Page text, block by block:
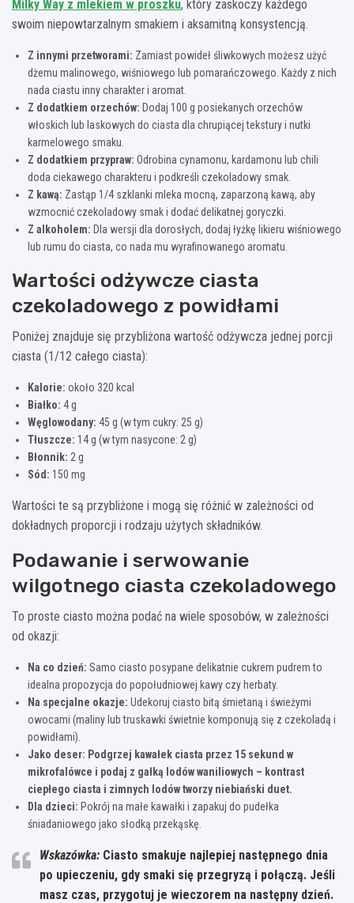
Milky Way z mlekiem w proszku, który zaskoczy każdego
swoim niepowtarzalnym smakiem i aksamitną konsystencją.
Z innymi przetworami: Zamiast powideł śliwkowych możesz użyć
dżemu malinowego, wiśniowego lub pomarańczowego. Każdy z nich
nada ciastu inny charakter i aromat.
Z dodatkiem orzechów: Dodaj 100 g posiekanych orzechów
włoskich lub laskowych do ciasta dla chrupiącej tekstury i nutki
karmelowego smaku.
Z dodatkiem przypraw: Odrobina cynamonu, kardamonu lub chili
doda ciekawego charakteru i podkreśli czekoladowy smak.
Z kawą: Zastąp 1/4 szklanki mleka mocną, zaparzoną kawą, aby
wzmocnić czekoladowy smak i dodać delikatnej goryczki.
Z alkoholem: Dla wersji dla dorosłych, dodaj łyżkę likieru wiśniowego
lub rumu do ciasta, co nada mu wyrafinowanego aromatu.
Wartości odżywcze ciasta
czekoladowego z powidłami
Poniżej znajduje się przybliżona wartość odżywcza jednej porcji
ciasta (1/12 całego ciasta):
Kalorie: około 320 kcal
Białko: 4 g
Węglowodany: 45 g (w tym cukry: 25 g)
Tłuszcze: 14 g (w tym nasycone: 2 g)
Błonnik: 2 g
Sód: 150 mg
Wartości te są przybliżone i mogą się różnić w zależności od
dokładnych proporcji i rodzaju użytych składników.
Podawanie i serwowanie
wilgotnego ciasta czekoladowego
To proste ciasto można podać na wiele sposobów, w zależności
od okazji:
Na co dzień: Samo ciasto posypane delikatnie cukrem pudrem to
idealna propozycja do popołudniowej kawy czy herbaty.
Na specjalne okazje: Udekoruj ciasto bitą śmietaną i świeżymi
owocami (maliny lub truskawki świetnie komponują się z czekoladą i
powidłami).
Jako deser: Podgrzej kawałek ciasta przez 15 sekund w
mikrofalówce i podaj z gałką lodów waniliowych – kontrast
ciepłego ciasta i zimnych lodów tworzy niebiański duet.
Dla dzieci: Pokrój na małe kawałki i zapakuj do pudełka
śniadaniowego jako słodką przekąskę.
Wskazówka: Ciasto smakuje najlepiej następnego dnia
po upieczeniu, gdy smaki się przegryzą i połączą. Jeśli
masz czas, przygotuj je wieczorem na następny dzień.